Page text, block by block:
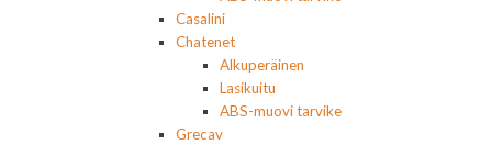
Casalini
Chatenet
Alkuperäinen
Lasikuitu
ABS-muovi tarvike
Grecav